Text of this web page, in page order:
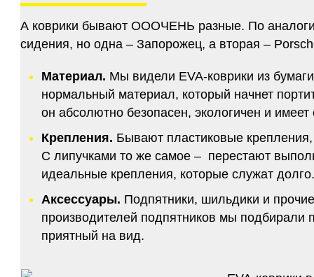
А коврики бывают ОООЧЕНЬ разные. По
сидения, но одна – Запорожец, а вторая –
Материал. Мы видели EVA-коврики из
нормальный материал, который начнет
он абсолютно безопасен, экологичен и
Крепления. Бывают пластиковые
С липучками то же самое – перестают
идеальные крепления, которые служат
Аксессуары. Подпятники, шильдики и
производителей подпятников мы подбирали
приятный на вид.